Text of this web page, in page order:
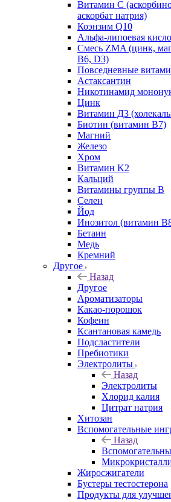
Витамин C
аскорбат натрия)
Коэнзим Q10
Альфа-липоевая
Смесь ZMA (цинк,
B6, D3)
Повседневные
Астаксантин
Никотинамид
Цинк
Витамин Д3
Биотин (витамин B7)
Магний
Железо
Хром
Витамин K2
Кальций
Витамины группы B
Селен
Йод
Инозитол (витамин
Бетаин
Медь
Кремний
Другое
Назад
Другое
Ароматизаторы
Какао-порошок
Кофеин
Ксантановая камедь
Подсластители
Пребиотики
Электролиты
Назад
Электролиты
Хлорид калия
Цитрат натрия
Хитозан
Вспомогательные
Назад
Жиросжигатели
Бустеры тестостерона
Продукты для